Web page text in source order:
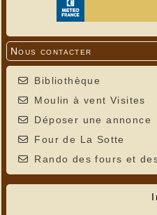
Nous contacter
Bibliothèque
Moulin à vent Visites
Déposer une annonce
Four de La Sotte
Rando des fours et
dans un désert de